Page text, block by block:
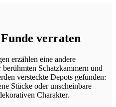
verraten
erzählen eine andere
Schatzkammern und
versteckte Depots gefunden:
Stücke oder unscheinbare
Charakter.